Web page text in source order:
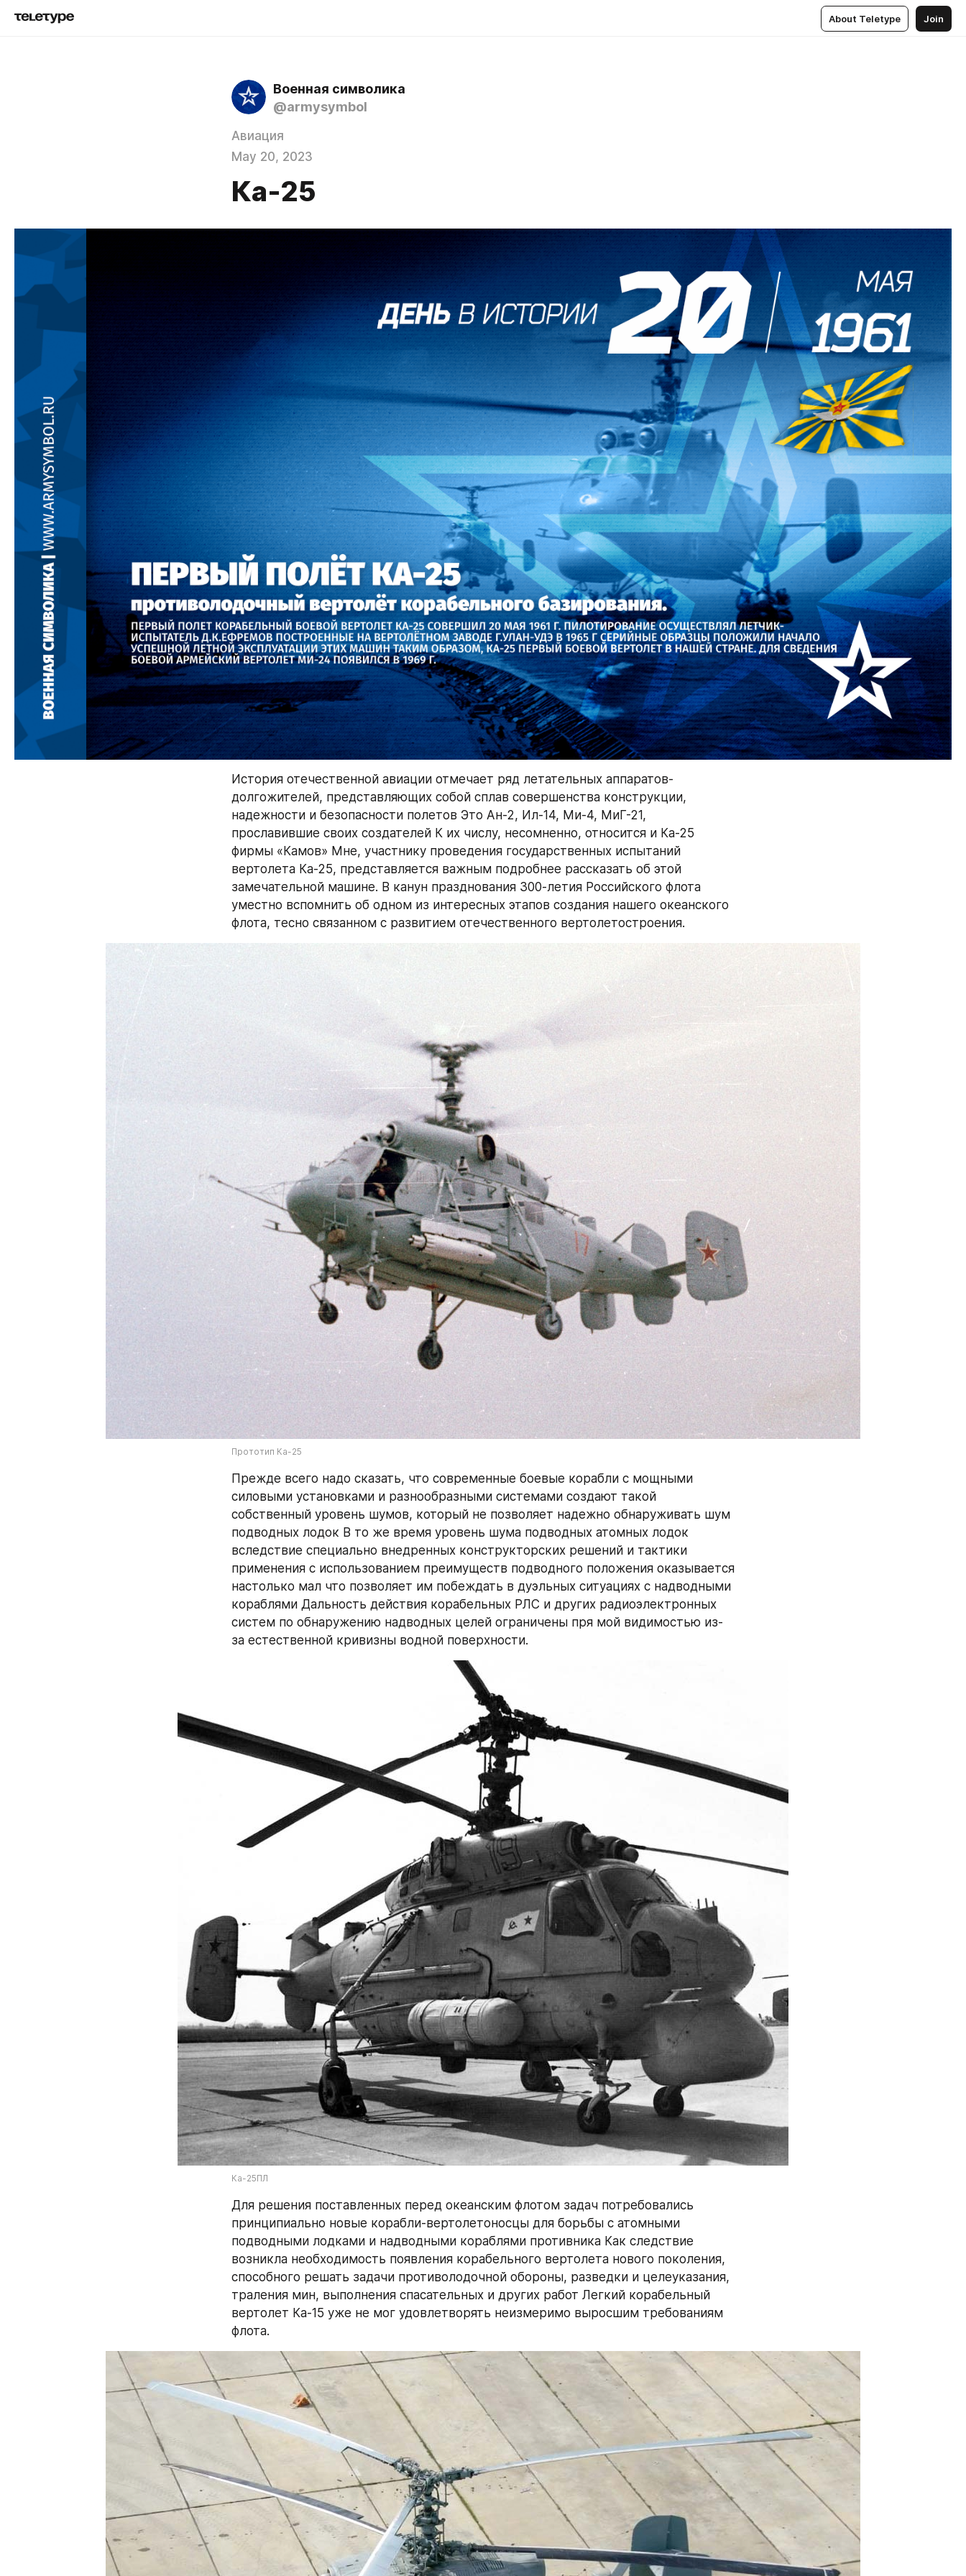
About Teletype Join
Военная символика
@armysymbol
Авиация
May 20, 2023
Ка-25
История отечественной авиации отмечает ряд летательных аппаратов-
долгожителей, представляющих собой сплав совершенства конструкции,
надежности и безопасности полетов Это Ан-2, Ил-14, Ми-4, МиГ-21,
прославившие своих создателей К их числу, несомненно, относится и Ка-25
фирмы «Камов» Мне, участнику проведения государственных испытаний
вертолета Ка-25, представляется важным подробнее рассказать об этой
замечательной машине. В канун празднования 300-летия Российского флота
уместно вспомнить об одном из интересных этапов создания нашего океанского
флота, тесно связанном с развитием отечественного вертолетостроения.
Прототип Ка-25
Прежде всего надо сказать, что современные боевые корабли с мощными
силовыми установками и разнообразными системами создают такой
собственный уровень шумов, который не позволяет надежно обнаруживать шум
подводных лодок В то же время уровень шума подводных атомных лодок
вследствие специально внедренных конструкторских решений и тактики
применения с использованием преимуществ подводного положения оказывается
настолько мал что позволяет им побеждать в дуэльных ситуациях с надводными
кораблями Дальность действия корабельных РЛС и других радиоэлектронных
систем по обнаружению надводных целей ограничены пря мой видимостью из-
за естественной кривизны водной поверхности.
Ка-25ПЛ
Для решения поставленных перед океанским флотом задач потребовались
принципиально новые корабли-вертолетоносцы для борьбы с атомными
подводными лодками и надводными кораблями противника Как следствие
возникла необходимость появления корабельного вертолета нового поколения,
способного решать задачи противолодочной обороны, разведки и целеуказания,
траления мин, выполнения спасательных и других работ Легкий корабельный
вертолет Ка-15 уже не мог удовлетворять неизмеримо выросшим требованиям
флота.